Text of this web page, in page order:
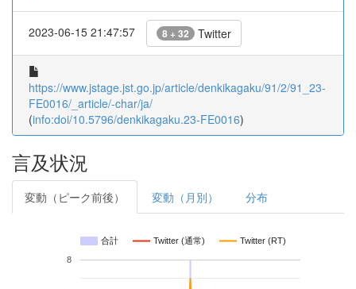
2023-06-15 21:47:57 8 + 32 Twitter
https://www.jstage.jst.go.jp/article/denkikagaku/91/2/91_23-
FE0016/_article/-char/ja/
(info:doi/10.5796/denkikagaku.23-FE0016)
言及状況
変動（ピーク前後） 変動（月別） 分布
合計 Twitter (通常) Twitter (RT)
8